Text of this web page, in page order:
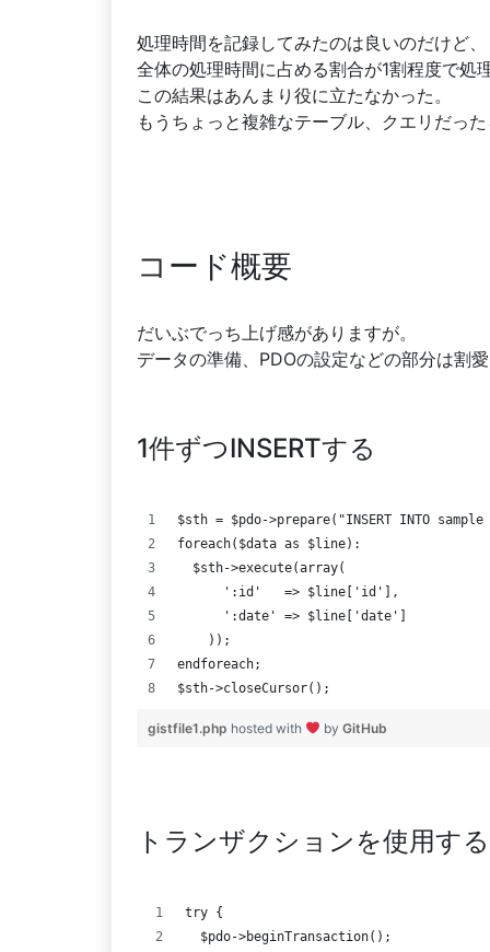
処理時間を記録してみたのは良いのだけど、
全体の処理時間に占める割合が1割程度で処
この結果はあんまり役に立たなかった。
もうちょっと複雑なテーブル、クエリだっ
コード概要
だいぶでっち上げ感がありますが。
データの準備、PDOの設定などの部分は割
1件ずつINSERTする
$sth = $pdo->prepare("INSERT INTO
foreach($data as $line):
  $sth->execute(array(
      ':id'   => $line['id'],
      ':date' => $line['date']
    ));
endforeach;
$sth->closeCursor();
gistfile1.php hosted with by GitHub
トランザクションを使用する
try {
  $pdo->beginTransaction();